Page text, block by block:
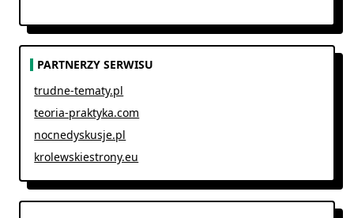
PARTNERZY SERWISU
trudne-tematy.pl
teoria-praktyka.com
nocnedyskusje.pl
krolewskiestrony.eu